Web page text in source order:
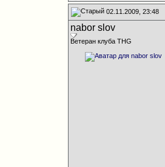
02.11.2009, 23:48
nabor slov
Ветеран клуба THG